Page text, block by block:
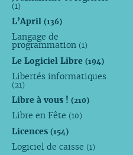
(1)
L’April (136)
Langage de
programmation (1)
Le Logiciel Libre (194)
Libertés informatiques
(21)
Libre à vous ! (210)
Libre en Fête (10)
Licences (154)
Logiciel de caisse (1)